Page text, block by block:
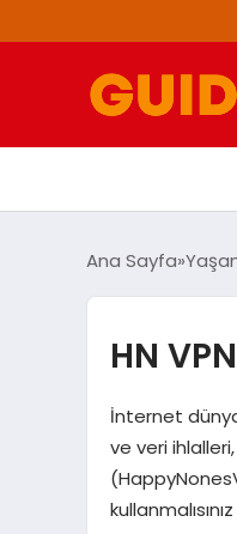
Ana Sayfa
HN
İnternet
ve veri